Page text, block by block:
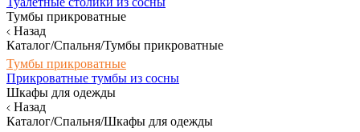
Тумбы прикроватные
Назад
Каталог/Спальня/Тумбы прикроватные
Тумбы прикроватные
Прикроватные тумбы из сосны
Шкафы для одежды
Назад
Каталог/Спальня/Шкафы для одежды